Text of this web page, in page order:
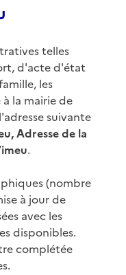
telles
d'acte d'état
les
la mairie de
suivante
Adresse de la
.
(nombre
à jour de
avec les
disponibles.
complétée